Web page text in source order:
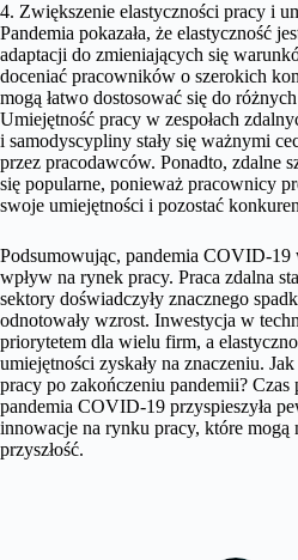
4. Zwiększenie elastyczności pracy i
Pandemia pokazała, że elastyczność
adaptacji do zmieniających się
doceniać pracowników o szerokich
mogą łatwo dostosować się do
Umiejętność pracy w zespołach
i samodyscypliny stały się ważnymi
przez pracodawców. Ponadto, zdalne
się popularne, ponieważ pracownicy
swoje umiejętności i pozostać
Podsumowując, pandemia COVID-19
wpływ na rynek pracy. Praca zdalna
sektory doświadczyły znacznego
odnotowały wzrost. Inwestycja w
priorytetem dla wielu firm, a
umiejętności zyskały na znaczeniu.
pracy po zakończeniu pandemii? Czas
pandemia COVID-19 przyspieszyła
innowacje na rynku pracy, które mogą
przyszłość.